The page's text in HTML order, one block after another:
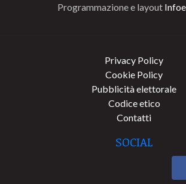
Programmazione e layout
Privacy Policy
Cookie Policy
Pubblicità elettorale
Codice etico
Contatti
SOCIAL